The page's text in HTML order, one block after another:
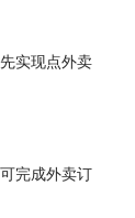
实现点外卖
完成外卖订